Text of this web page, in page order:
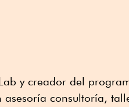
y creador del
consultoría,